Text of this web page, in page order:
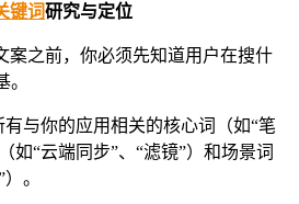
键词研究与定位
案之前，你必须先知道用户在搜什
。
与你的应用相关的核心词（如“笔
如“云端同步”、“滤镜”）和场景词
。